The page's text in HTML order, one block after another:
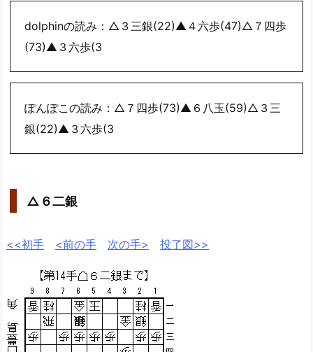
dolphinの読み：△３三銀(22)▲４六歩(47)△７四歩
(73)▲３六歩(3
ぽんぽこの読み：△７四歩(73)▲６八玉(59)△３三
銀(22)▲３六歩(3
△６二銀
<<初手 <前の手 次の手> 投了図>>